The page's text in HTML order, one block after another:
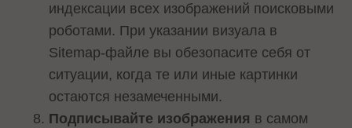
индексации всех изображений поисковыми
роботами. При указании визуала в
Sitemap-файле вы обезопасите себя от
ситуации, когда те или иные картинки
остаются незамеченными.
Подписывайте изображения в самом